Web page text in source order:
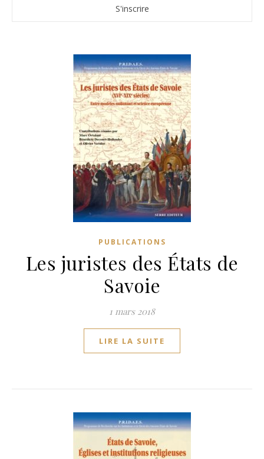
PUBLICATIONS
Les juristes des États de
Savoie
1 mars 2018
LIRE LA SUITE